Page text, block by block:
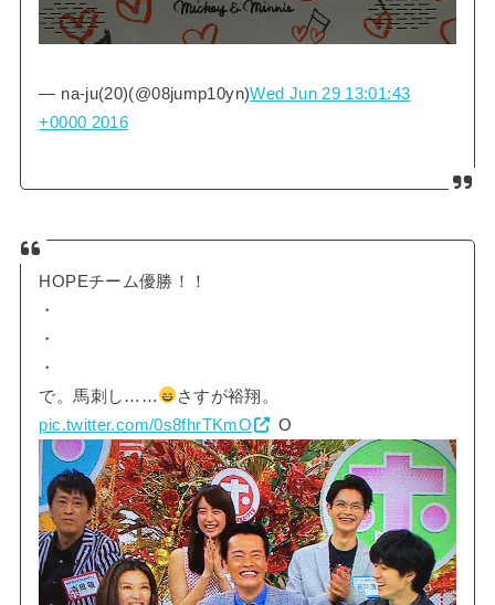
— na-ju(20)(@08jump10yn)Wed Jun 29 13:01:43
+0000 2016
HOPEチーム優勝！！
・
・
・
で。馬刺し……
さすが裕翔。
pic.twitter.com/0s8fhrTKmO
O